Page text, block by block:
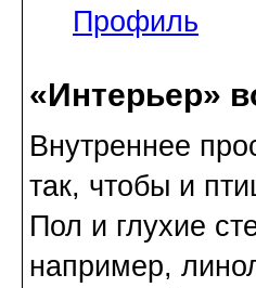
Профиль
«Интерьер»
Внутреннее
так, чтобы и
Пол и глухие
например,